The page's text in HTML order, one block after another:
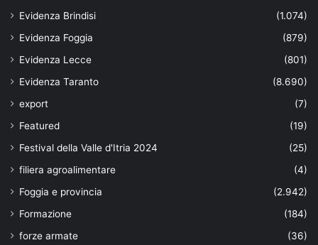
Evidenza Brindisi
(1.074)
Evidenza Foggia
(879)
Evidenza Lecce
(801)
Evidenza Taranto
(8.690)
export
(7)
Featured
(19)
Festival della Valle d'Itria 2024
(25)
filiera agroalimentare
(4)
Foggia e provincia
(2.942)
Formazione
(184)
forze armate
(36)